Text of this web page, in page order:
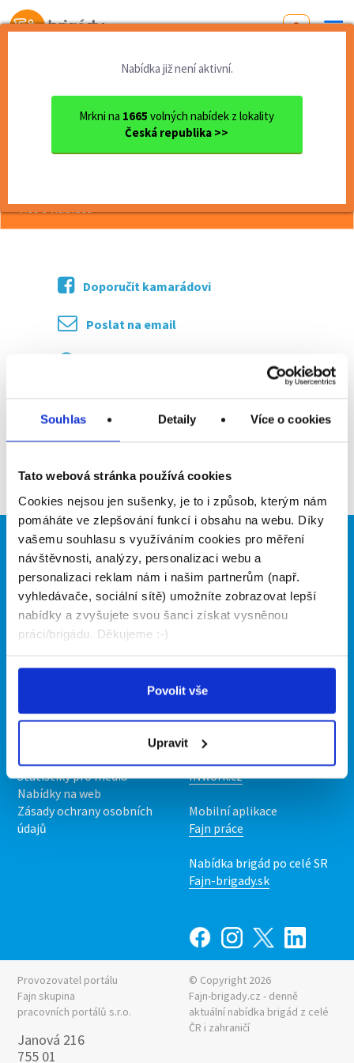
Souhlas Detaily Více o cookies
Tato webová stránka používá cookies
Cookies nejsou jen sušenky, je to i způsob, kterým nám
pomáháte ve zlepšování funkcí i obsahu na webu. Díky
vašemu souhlasu s využíváním cookies pro měření
návštěvnosti, analýzy, personalizaci webu a
personalizaci reklam nám i našim partnerům (např.
vyhledávače, sociální sítě) umožníte zobrazovat lepší
nabídky a zvyšujete svou šanci získat vysněnou
práci/brigádu. Děkujeme :-)
Povolit vše
Upravit
Od první brigády
Nabídka již není aktivní.
Mrkni na 1665 volných nabídek z lokality
Česká republika >>
Zlínský kraj okres Zlín
Hosteska / Promotér
Hosteska / Promotér
více o nabídce >>
Doporučit kamarádovi
Poslat na email
Brigádníci
Články
Hledané brigády
Firmy
Vložit inzerát
Ceník
Propagace
O portálu
O nás
Statistiky pro média
Nabídky na web
Zásady ochrany osobních
údajů
Naše další projekty
Fajn brigády
INwork.cz
Mobilní aplikace
Fajn práce
Nabídka brigád po celé SR
Fajn-brigady.sk
Provozovatel portálu
Fajn skupina
pracovních portálů s.r.o.
Janová 216
755 01
© Copyright 2026
Fajn-brigady.cz - denně
aktuální nabídka brigád z celé
ČR i zahraničí